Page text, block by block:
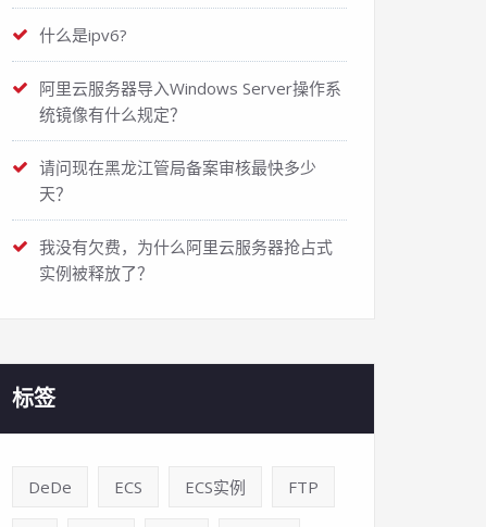
什么是ipv6?
阿里云服务器导入Windows Server操作系
统镜像有什么规定？
请问现在黑龙江管局备案审核最快多少
天？
我没有欠费，为什么阿里云服务器抢占式
实例被释放了？
标签
DeDe ECS ECS实例 FTP